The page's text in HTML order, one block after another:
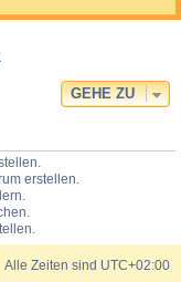
GEHE ZU
erstellen.
Alle Zeiten sind UTC+02:00